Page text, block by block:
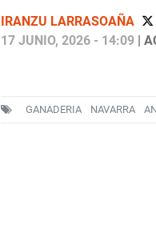
IRANZU LARRASOAÑA
17 JUNIO, 2026 - 14:09|
GANADERIA NAVARRA